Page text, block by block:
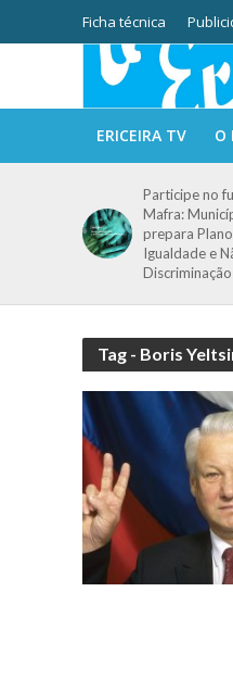
Ficha técnica
ERICEIRA TV O
Participe no
Mafra:
prepara
Igualdade e
Discriminação
Tag - Boris